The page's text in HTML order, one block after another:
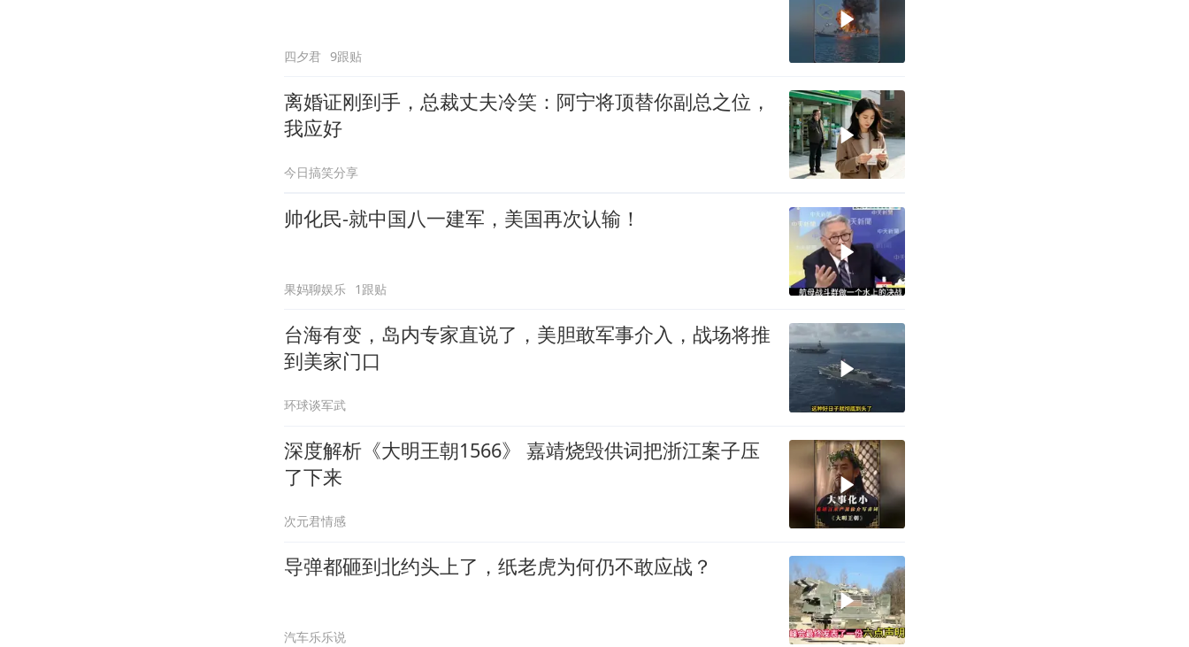
四夕君 9跟贴
离婚证刚到手，总裁丈夫冷笑：阿宁将顶替你副总之位，
我应好
今日搞笑分享
帅化民-就中国八一建军，美国再次认输！
果妈聊娱乐 1跟贴
台海有变，岛内专家直说了，美胆敢军事介入，战场将推
到美家门口
环球谈军武
深度解析《大明王朝1566》 嘉靖烧毁供词把浙江案子压
了下来
次元君情感
导弹都砸到北约头上了，纸老虎为何仍不敢应战？
汽车乐乐说